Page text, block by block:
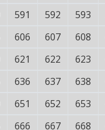
591 592 593
606 607 608
621 622 623
636 637 638
651 652 653
666 667 668